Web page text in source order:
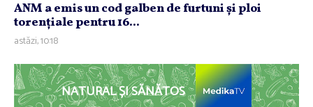
ANM a emis un cod galben de furtuni şi ploi
torenţiale pentru 16...
astăzi, 10:18
NATURAL ȘI SĂNĂTOS